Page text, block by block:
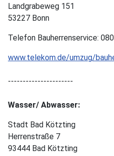
Landgrabeweg 151
53227 Bonn
Telefon Bauherrenservice:
www.telekom.de/umzug/
----------------------
Wasser/ Abwasser:
Stadt Bad Kötzting
Herrenstraße 7
93444 Bad Kötzting